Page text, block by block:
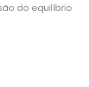
do equilíbrio